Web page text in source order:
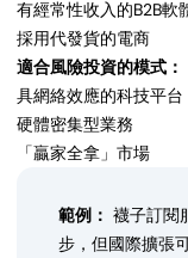
有經常性收入的B2B軟
採用代發貨的電商
適合風險投資的模式：
具網絡效應的科技平台
硬體密集型業務
「贏家全拿」市場
範例： 襪子訂閱
步，但國際擴張